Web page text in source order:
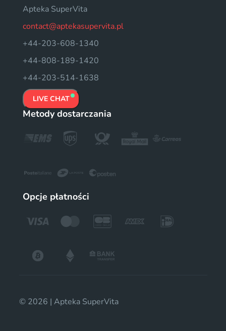
Apteka SuperVita
contact@aptekasupervita.pl
+44-203-608-1340
+44-808-189-1420
+44-203-514-1638
LIVE CHAT
Metody dostarczania
Opcje płatności
© 2026 | Apteka SuperVita